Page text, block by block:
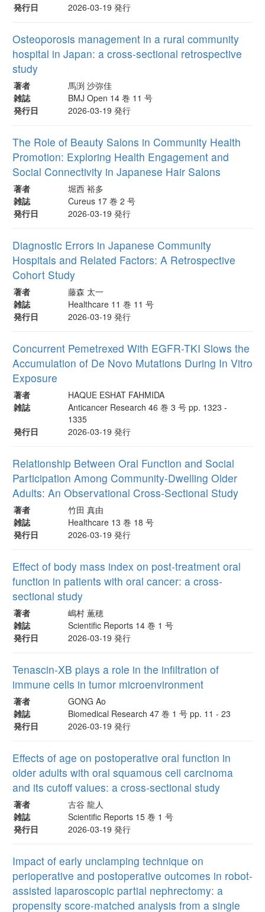
発行日
2026-03-19 発行
Osteoporosis management in a rural community
hospital in Japan: a cross-sectional retrospective
study
著者
馬渕 沙弥佳
雑誌
BMJ Open 14 巻 11 号
発行日
2026-03-19 発行
The Role of Beauty Salons in Community Health
Promotion: Exploring Health Engagement and
Social Connectivity in Japanese Hair Salons
著者
堀西 裕多
雑誌
Cureus 17 巻 2 号
発行日
2026-03-19 発行
Diagnostic Errors in Japanese Community
Hospitals and Related Factors: A Retrospective
Cohort Study
著者
藤森 太一
雑誌
Healthcare 11 巻 11 号
発行日
2026-03-19 発行
Concurrent Pemetrexed With EGFR-TKI Slows the
Accumulation of De Novo Mutations During In Vitro
Exposure
著者
HAQUE ESHAT FAHMIDA
雑誌
Anticancer Research 46 巻 3 号 pp. 1323 -
1335
発行日
2026-03-19 発行
Relationship Between Oral Function and Social
Participation Among Community-Dwelling Older
Adults: An Observational Cross-Sectional Study
著者
竹田 真由
雑誌
Healthcare 13 巻 18 号
発行日
2026-03-19 発行
Effect of body mass index on post-treatment oral
function in patients with oral cancer: a cross-
sectional study
著者
嶋村 薫穂
雑誌
Scientific Reports 14 巻 1 号
発行日
2026-03-19 発行
Tenascin-XB plays a role in the infiltration of
immune cells in tumor microenvironment
著者
GONG Ao
雑誌
Biomedical Research 47 巻 1 号 pp. 11 - 23
発行日
2026-03-19 発行
Effects of age on postoperative oral function in
older adults with oral squamous cell carcinoma
and its cutoff values: a cross-sectional study
著者
古谷 龍人
雑誌
Scientific Reports 15 巻 1 号
発行日
2026-03-19 発行
Impact of early unclamping technique on
perioperative and postoperative outcomes in robot-
assisted laparoscopic partial nephrectomy: a
propensity score-matched analysis from a single